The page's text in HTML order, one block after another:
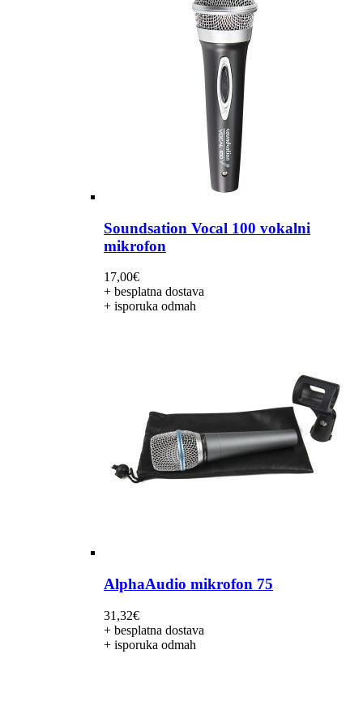
Soundsation Vocal 100 vokalni
mikrofon
17,00€
+ besplatna dostava
+ isporuka odmah
AlphaAudio mikrofon 75
31,32€
+ besplatna dostava
+ isporuka odmah